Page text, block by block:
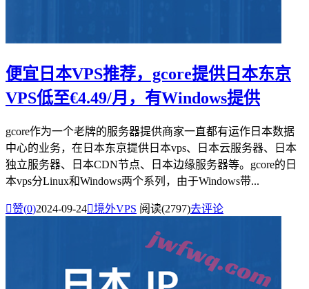
便宜日本VPS推荐，gcore提供日本东京
VPS低至€4.49/月，有Windows提供
gcore作为一个老牌的服务器提供商家一直都有运作日本数据
中心的业务，在日本东京提供日本vps、日本云服务器、日本
独立服务器、日本CDN节点、日本边缘服务器等。gcore的日
本vps分Linux和Windows两个系列，由于Windows带...
赞(0)2024-09-24境外VPS 阅读(2797)去评论